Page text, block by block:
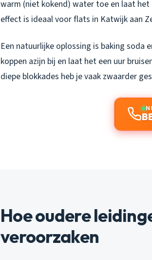
warm (niet kokend) water toe en laat
effect is ideaal voor flats in Katwijk aan
Een natuurlijke oplossing is baking soda
koppen azijn bij en laat het een uur
diepe blokkades heb je vaak zwaarder
Hoe oudere
veroorzaken